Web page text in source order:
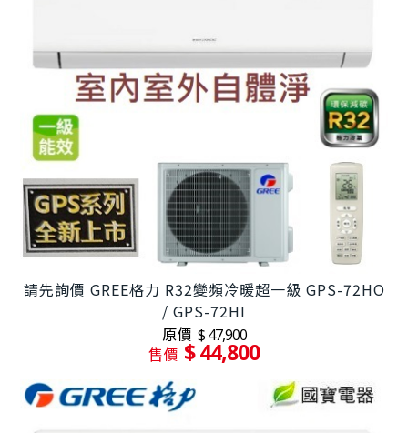
請先詢價 GREE格力 R32變頻冷暖超一級 GPS-72HO
/ GPS-72HI
原價 $ 47,900
售價 $ 44,800